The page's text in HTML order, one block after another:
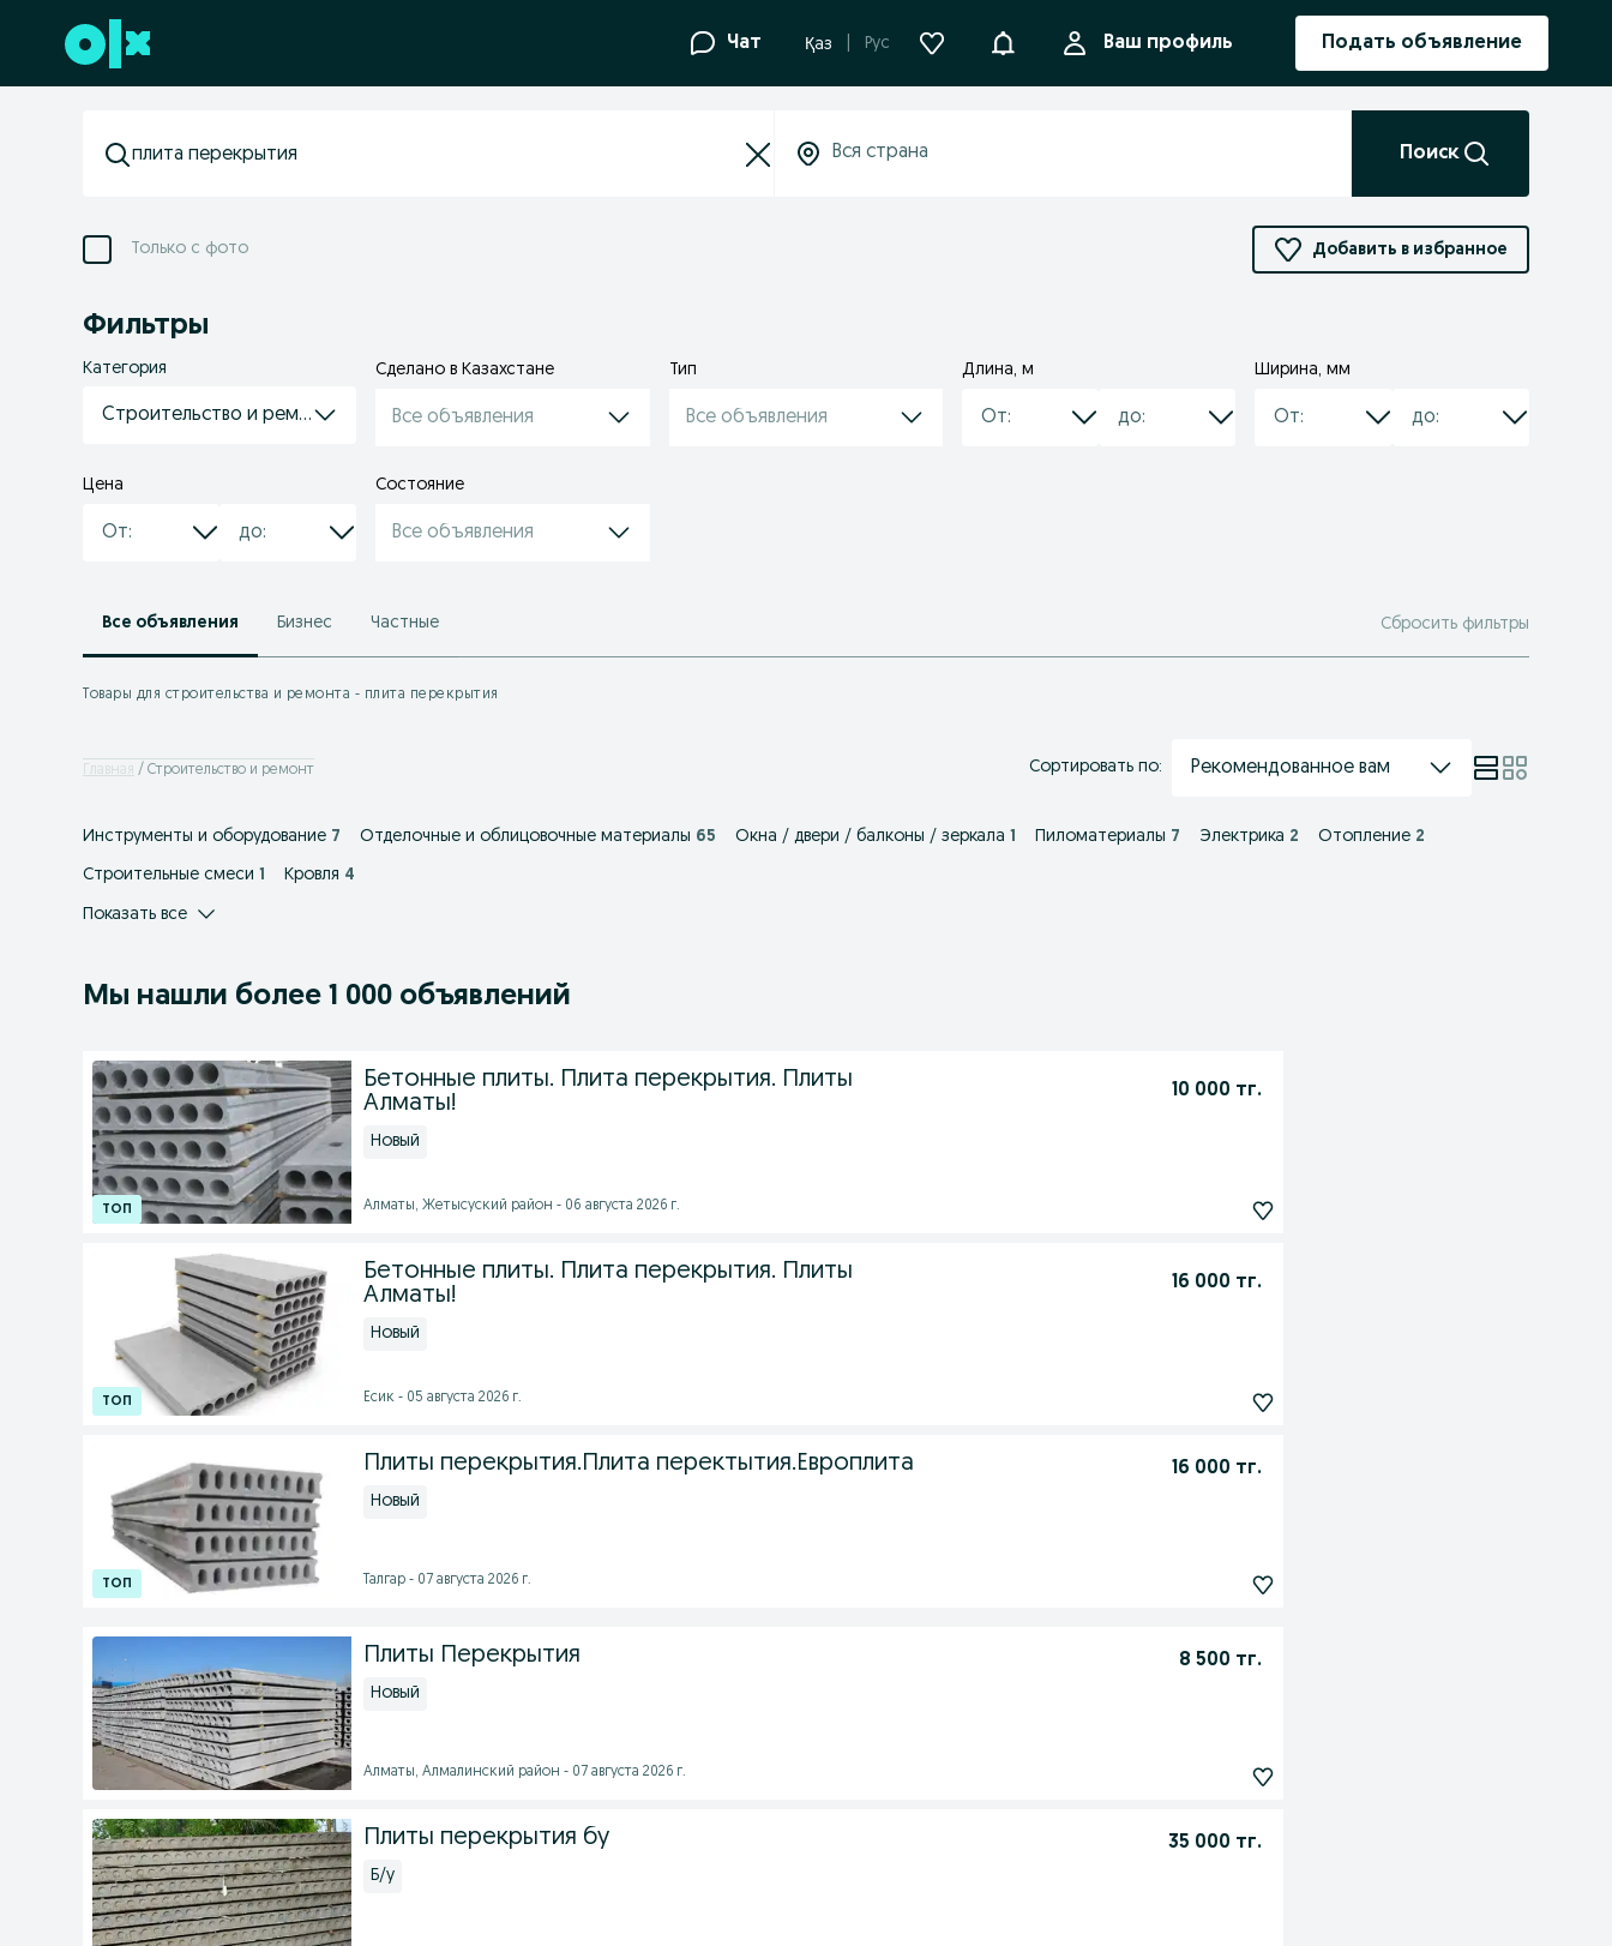
Перейти к нижнему колонтитулу Чат Қаз Рус УведомленияВаш профиль Подать объявление
Поиск
Только с фото Добавить в избранное
Фильтры
Категория
Строительство и ремонт
Сделано в Казахстане
Все объявления
Тип
Все объявления
Длина, м Ширина, мм
Цена Состояние
Все объявления
Все объявления Бизнес Частные Сбросить фильтры
Товары для строительства и ремонта - плита перекрытия
Главная Строительство и ремонт Сортировать по: Рекомендованное вам
Инструменты и оборудование 7 Отделочные и облицовочные материалы 65 Окна / двери / балконы / зеркала 1 Пиломатериалы 7 Электрика 2 Отопление 2
Строительные смеси 1 Кровля 4
Показать все
Мы нашли более 1 000 объявлений
Бетонные плиты. Плита перекрытия. Плиты
Алматы!
10 000 тг.
Новый
Алматы, Жетысуский район - 06 августа 2026 г.
Бетонные плиты. Плита перекрытия. Плиты
Алматы!
16 000 тг.
Новый
Есик - 05 августа 2026 г.
Плиты перекрытия.Плита перектытия.Европлита 16 000 тг.
Новый
Талгар - 07 августа 2026 г.
Плиты Перекрытия 8 500 тг.
Новый
Алматы, Алмалинский район - 07 августа 2026 г.
Плиты перекрытия бу 35 000 тг.
Б/у